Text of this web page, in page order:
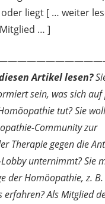
liegt [ … weiter
… ]
Artikel lesen?
sein, was sich auf
tut? Sie
Community zur
Therapie gegen die
unternimmt? Sie
der Homöopathie, z.
erfahren? Als Mitglied